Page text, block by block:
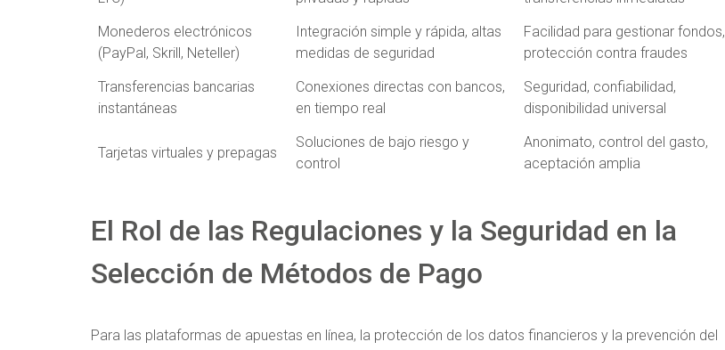
Monederos electrónicos
(PayPal, Skrill, Neteller)
Integración simple y rápida, altas
medidas de seguridad
Facilidad para gestionar fondos,
protección contra fraudes
Transferencias bancarias
instantáneas
Conexiones directas con bancos,
en tiempo real
Seguridad, confiabilidad,
disponibilidad universal
Tarjetas virtuales y prepagas
Soluciones de bajo riesgo y
control
Anonimato, control del gasto,
aceptación amplia
El Rol de las Regulaciones y la Seguridad en la
Selección de Métodos de Pago
Para las plataformas de apuestas en línea, la protección de los datos financieros y la prevención del